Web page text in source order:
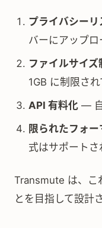
プライバシーリ
バーにアップ
ファイルサイズ
1GB に制限さ
API 有料化 —
限られたフォ
式はサポート
Transmute は、こ
とを目指して設計